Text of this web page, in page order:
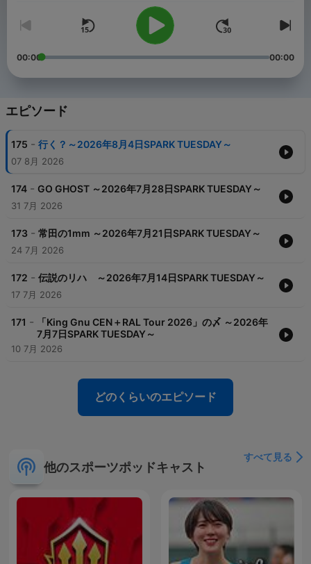
00:00 00:00
エピソード
175 - 行く？～2026年8月4日SPARK TUESDAY～
07 8月 2026
174 - GO GHOST ～2026年7月28日SPARK TUESDAY～
31 7月 2026
173 - 常田の1mm ～2026年7月21日SPARK TUESDAY～
24 7月 2026
172 - 伝説のリハ ～2026年7月14日SPARK TUESDAY～
17 7月 2026
171 -
「King Gnu CEN＋RAL Tour 2026」の〆 ～2026年
7月7日SPARK TUESDAY～
10 7月 2026
どのくらいのエピソード
他のスポーツポッドキャスト
すべて見る